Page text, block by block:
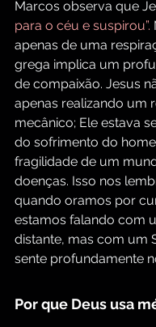
Marcos observa que
para o céu e suspirou”.
apenas de uma
grega implica um
de compaixão. Jesus
apenas realizando um
mecânico; Ele estava
do sofrimento do
fragilidade de um
doenças. Isso nos
quando oramos por
estamos falando com
distante, mas com um
sente profundamente
Por que Deus usa